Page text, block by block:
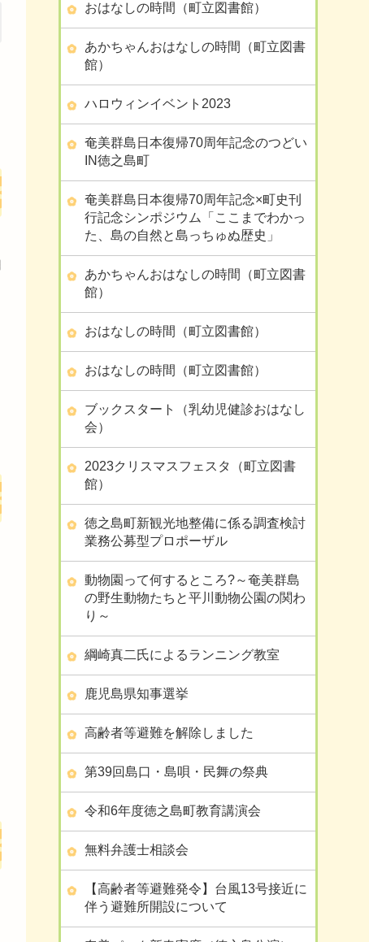
おはなしの時間（町立図書館）
あかちゃんおはなしの時間（町立図書
館）
ハロウィンイベント2023
奄美群島日本復帰70周年記念のつどい
IN徳之島町
奄美群島日本復帰70周年記念×町史刊
行記念シンポジウム「ここまでわかっ
た、島の自然と島っちゅぬ歴史」
あかちゃんおはなしの時間（町立図書
館）
おはなしの時間（町立図書館）
おはなしの時間（町立図書館）
ブックスタート（乳幼児健診おはなし
会）
2023クリスマスフェスタ（町立図書
館）
徳之島町新観光地整備に係る調査検討
業務公募型プロポーザル
動物園って何するところ?～奄美群島
の野生動物たちと平川動物公園の関わ
り～
綱崎真二氏によるランニング教室
鹿児島県知事選挙
高齢者等避難を解除しました
第39回島口・島唄・民舞の祭典
令和6年度徳之島町教育講演会
無料弁護士相談会
【高齢者等避難発令】台風13号接近に
伴う避難所開設について